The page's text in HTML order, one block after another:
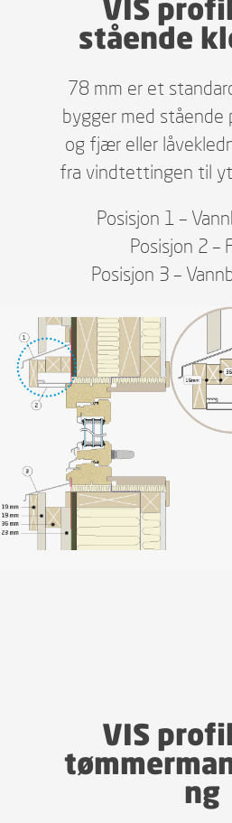
VIS
stående
78 mm er et
bygger med stående
og fjær eller
fra vindtettingen til
Posisjon 1 –
Posisjon 2 –
Posisjon 3 –
VIS
ng